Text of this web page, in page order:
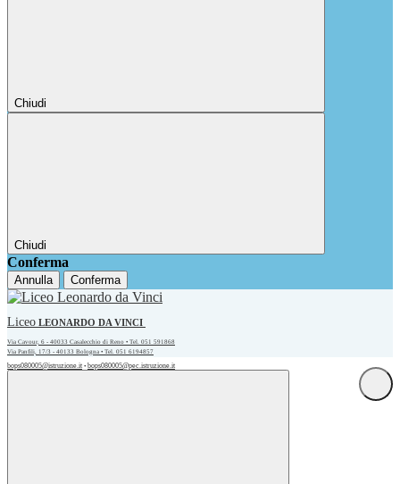
Chiudi
Chiudi
Conferma
Annulla Conferma
Liceo LEONARDO DA VINCI
Via Cavour, 6 - 40033 Casalecchio di Reno • Tel. 051 591868
Via Panfili, 17/3 - 40133 Bologna • Tel. 051 6194857
bops080005@istruzione.it • bops080005@pec.istruzione.it